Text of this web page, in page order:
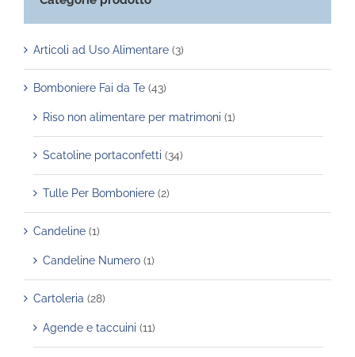
Articoli ad Uso Alimentare (3)
Bomboniere Fai da Te (43)
Riso non alimentare per matrimoni (1)
Scatoline portaconfetti (34)
Tulle Per Bomboniere (2)
Candeline (1)
Candeline Numero (1)
Cartoleria (28)
Agende e taccuini (11)